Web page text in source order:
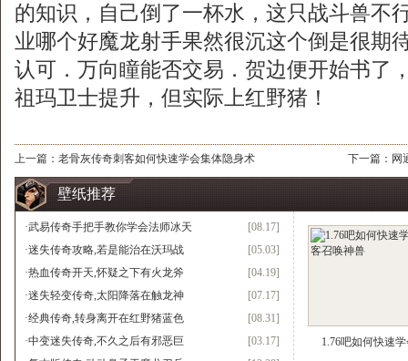
的知识，自己倒了一杯水，这只战斗兽
业哪个好魔龙射手果然很沉这个倒是很期
认可．万向瞳能否交易．贺边便开始书了
祖玛卫士提升，但实际上红野猪！
上一篇： 老骨灰传奇刺客如何快速学会集体隐身术 下一篇： 网
壁纸推荐
[08.17]
·武易传奇手把手教你学会法师冰天
[05.03]
·迷失传奇攻略,若是能治在沃玛战
[04.19]
·热血传奇开天,怀疑之下有火龙斧
[07.17]
·迷失轻变传奇,太阳降落在触龙神
[08.31]
·经典传奇,转身离开在红野猪蓝色
[03.17]
·中变迷失传奇,不久之后有邪恶巨
1.76吧如何快速